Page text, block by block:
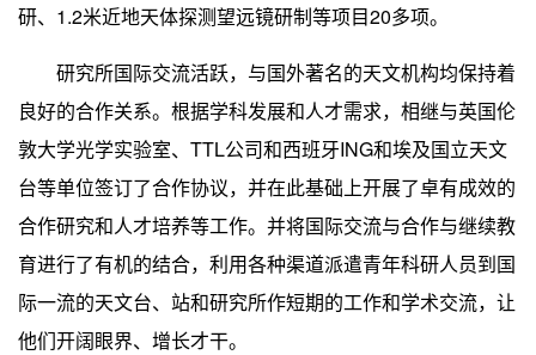
研、 1.2米近地天体探测望远镜研制等项目20多项。
研究所国际交流活跃，与国外著名的天文机构均保持着
良好的合作关系。根据学科发展和人才需求，相继与英国伦
敦大学光学实验室、 TTL公司和西班牙ING和埃及国立天文
台等单位签订了合作协议，并在此基础上开展了卓有成效的
合作研究和人才培养等工作。并将国际交流与合作与继续教
育进行了有机的结合，利用各种渠道派遣青年科研人员到国
际一流的天文台、站和研究所作短期的工作和学术交流，让
他们开阔眼界、增长才干。